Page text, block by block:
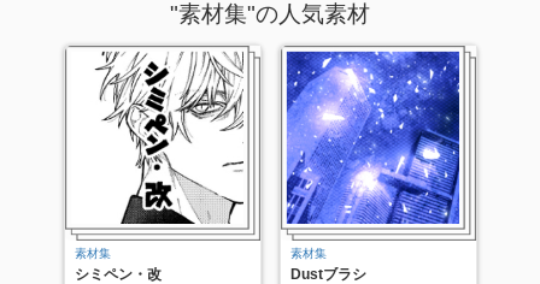
"素材集"の人気素材
素材集
シミペン・改
素材集
Dustブラシ